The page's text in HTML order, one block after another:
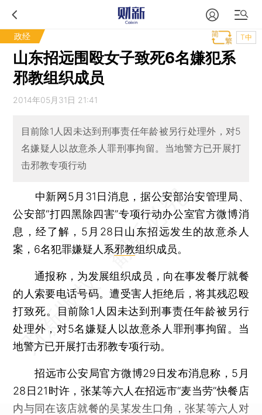
政经 T中
山东招远围殴女子致死6名嫌犯系
邪教组织成员
2014年05月31日 21:41
目前除1人因未达到刑事责任年龄被另行处理外，对5
名嫌疑人以故意杀人罪刑事拘留。当地警方已开展打
击邪教专项行动
中新网5月31日消息，据公安部治安管理局、
公安部“打四黑除四害”专项行动办公室官方微博消
息，经了解，5月28日山东招远发生的故意杀人
案，6名犯罪嫌疑人系邪教组织成员。
通报称，为发展组织成员，向在事发餐厅就餐
的人索要电话号码。遭受害人拒绝后，将其残忍殴
打致死。目前除1人因未达到刑事责任年龄被另行
处理外，对5名嫌疑人以故意杀人罪刑事拘留。当
地警方已开展打击邪教专项行动。
招远市公安局官方微博29日发布消息称，5月
28日21时许，张某等六人在招远市“麦当劳”快餐店
内与同在该店就餐的吴某发生口角，张某等六人对